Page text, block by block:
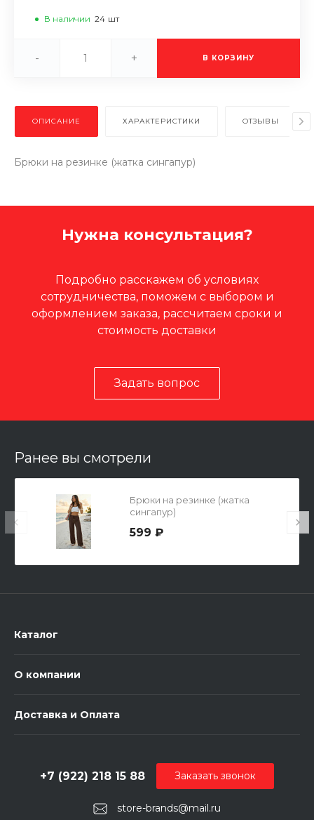
В наличии 24 шт
- + В КОРЗИНУ
ОПИСАНИЕ ХАРАКТЕРИСТИКИ ОТЗЫВЫ
Брюки на резинке (жатка сингапур)
Нужна консультация?
Подробно расскажем об условиях
сотрудничества, поможем с выбором и
оформлением заказа, рассчитаем сроки и
стоимость доставки
Задать вопрос
Ранее вы смотрели
Брюки на резинке (жатка
сингапур)
599 ₽
Каталог
О компании
Доставка и Оплата
store-brands@mail.ru
+7 (922) 218 15 88 Заказать звонок